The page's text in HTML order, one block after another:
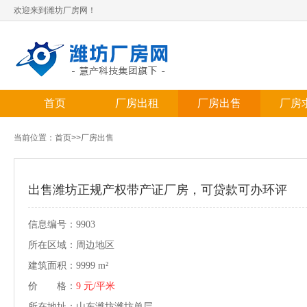
欢迎来到潍坊厂房网！
首页 厂房出租 厂房出售 厂房
当前位置： 首页>>厂房出售
出售潍坊正规产权带产证厂房，可贷款可办环评
信息编号：9903
所在区域：周边地区
建筑面积：9999 m²
价 格： 9 元/平米